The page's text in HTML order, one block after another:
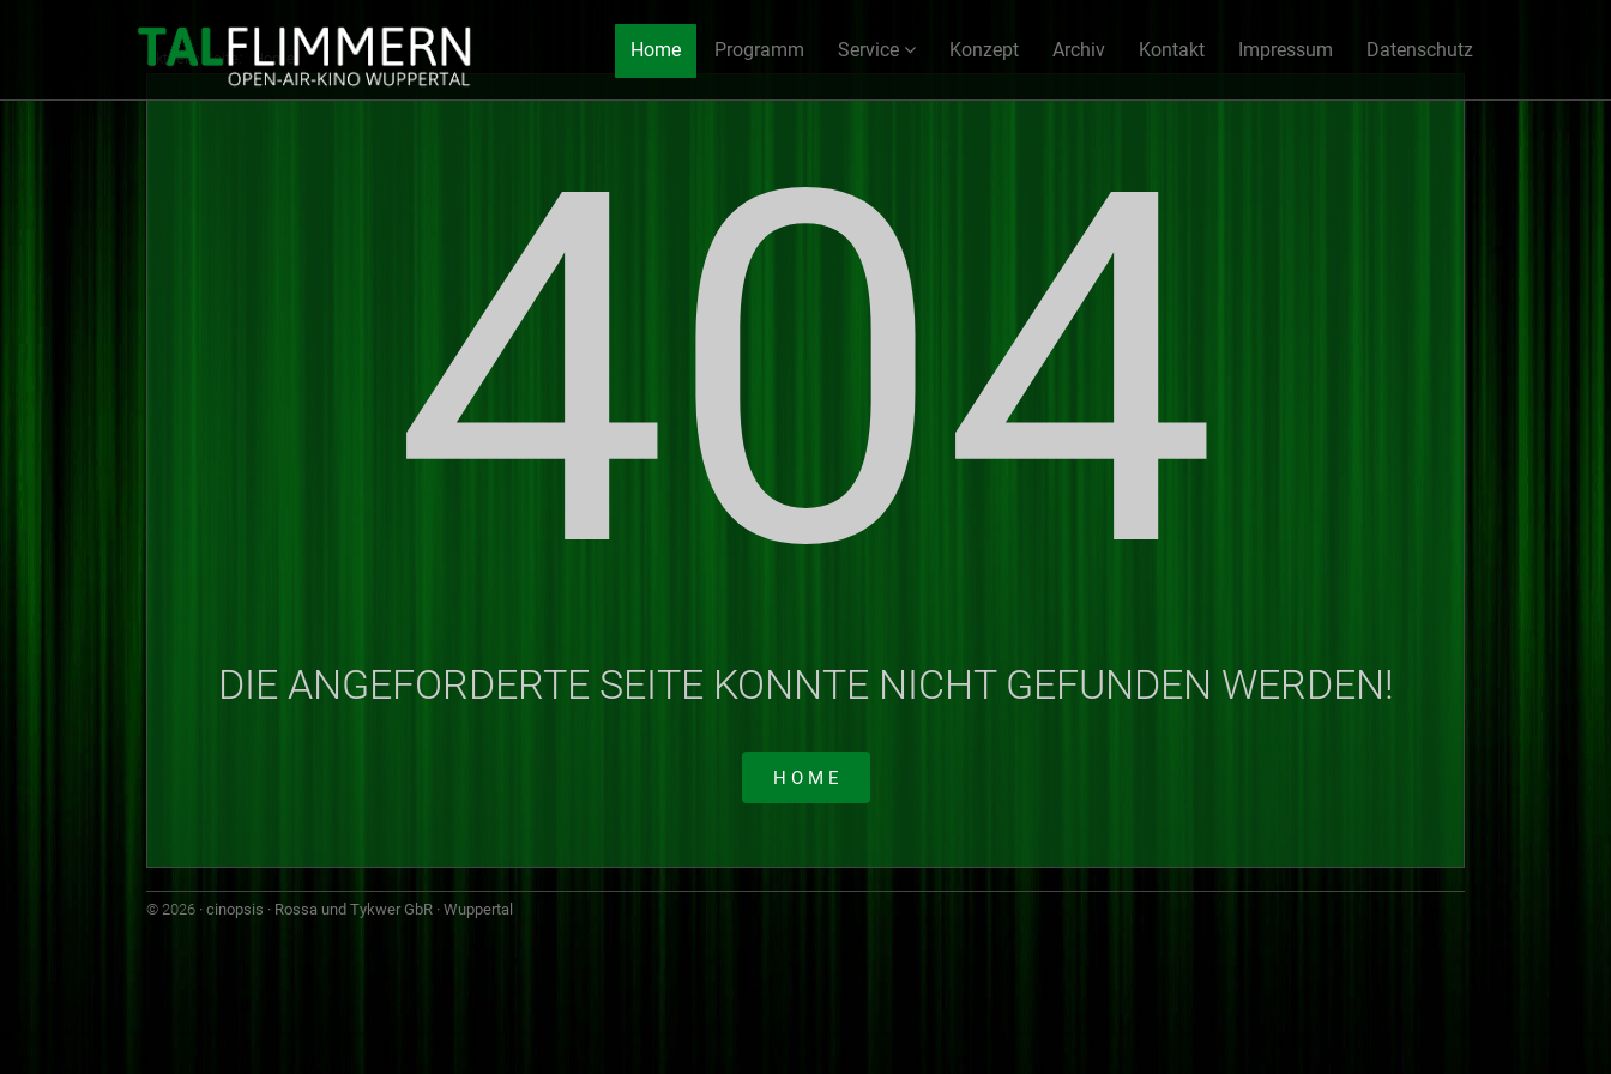
Home Programm Service Konzept Archiv Kontakt Impressum Datenschutz
Aktuelle Seite: Home
404
DIE ANGEFORDERTE SEITE KONNTE NICHT GEFUNDEN WERDEN!
H O M E
© 2026 · cinopsis · Rossa und Tykwer GbR · Wuppertal